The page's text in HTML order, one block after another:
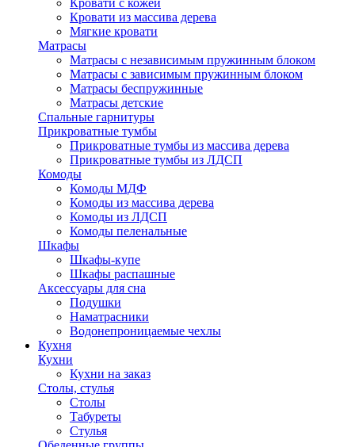
Кровати с кожей
Кровати из массива дерева
Мягкие кровати
Матрасы
Матрасы с независимым пружинным блоком
Матрасы с зависимым пружинным блоком
Матрасы беспружинные
Матрасы детские
Спальные гарнитуры
Прикроватные тумбы
Прикроватные тумбы из массива дерева
Прикроватные тумбы из ЛДСП
Комоды
Комоды МДФ
Комоды из массива дерева
Комоды из ЛДСП
Комоды пеленальные
Шкафы
Шкафы-купе
Шкафы распашные
Аксессуары для сна
Подушки
Наматрасники
Водонепроницаемые чехлы
Кухня
Кухни
Кухни на заказ
Столы, стулья
Столы
Табуреты
Стулья